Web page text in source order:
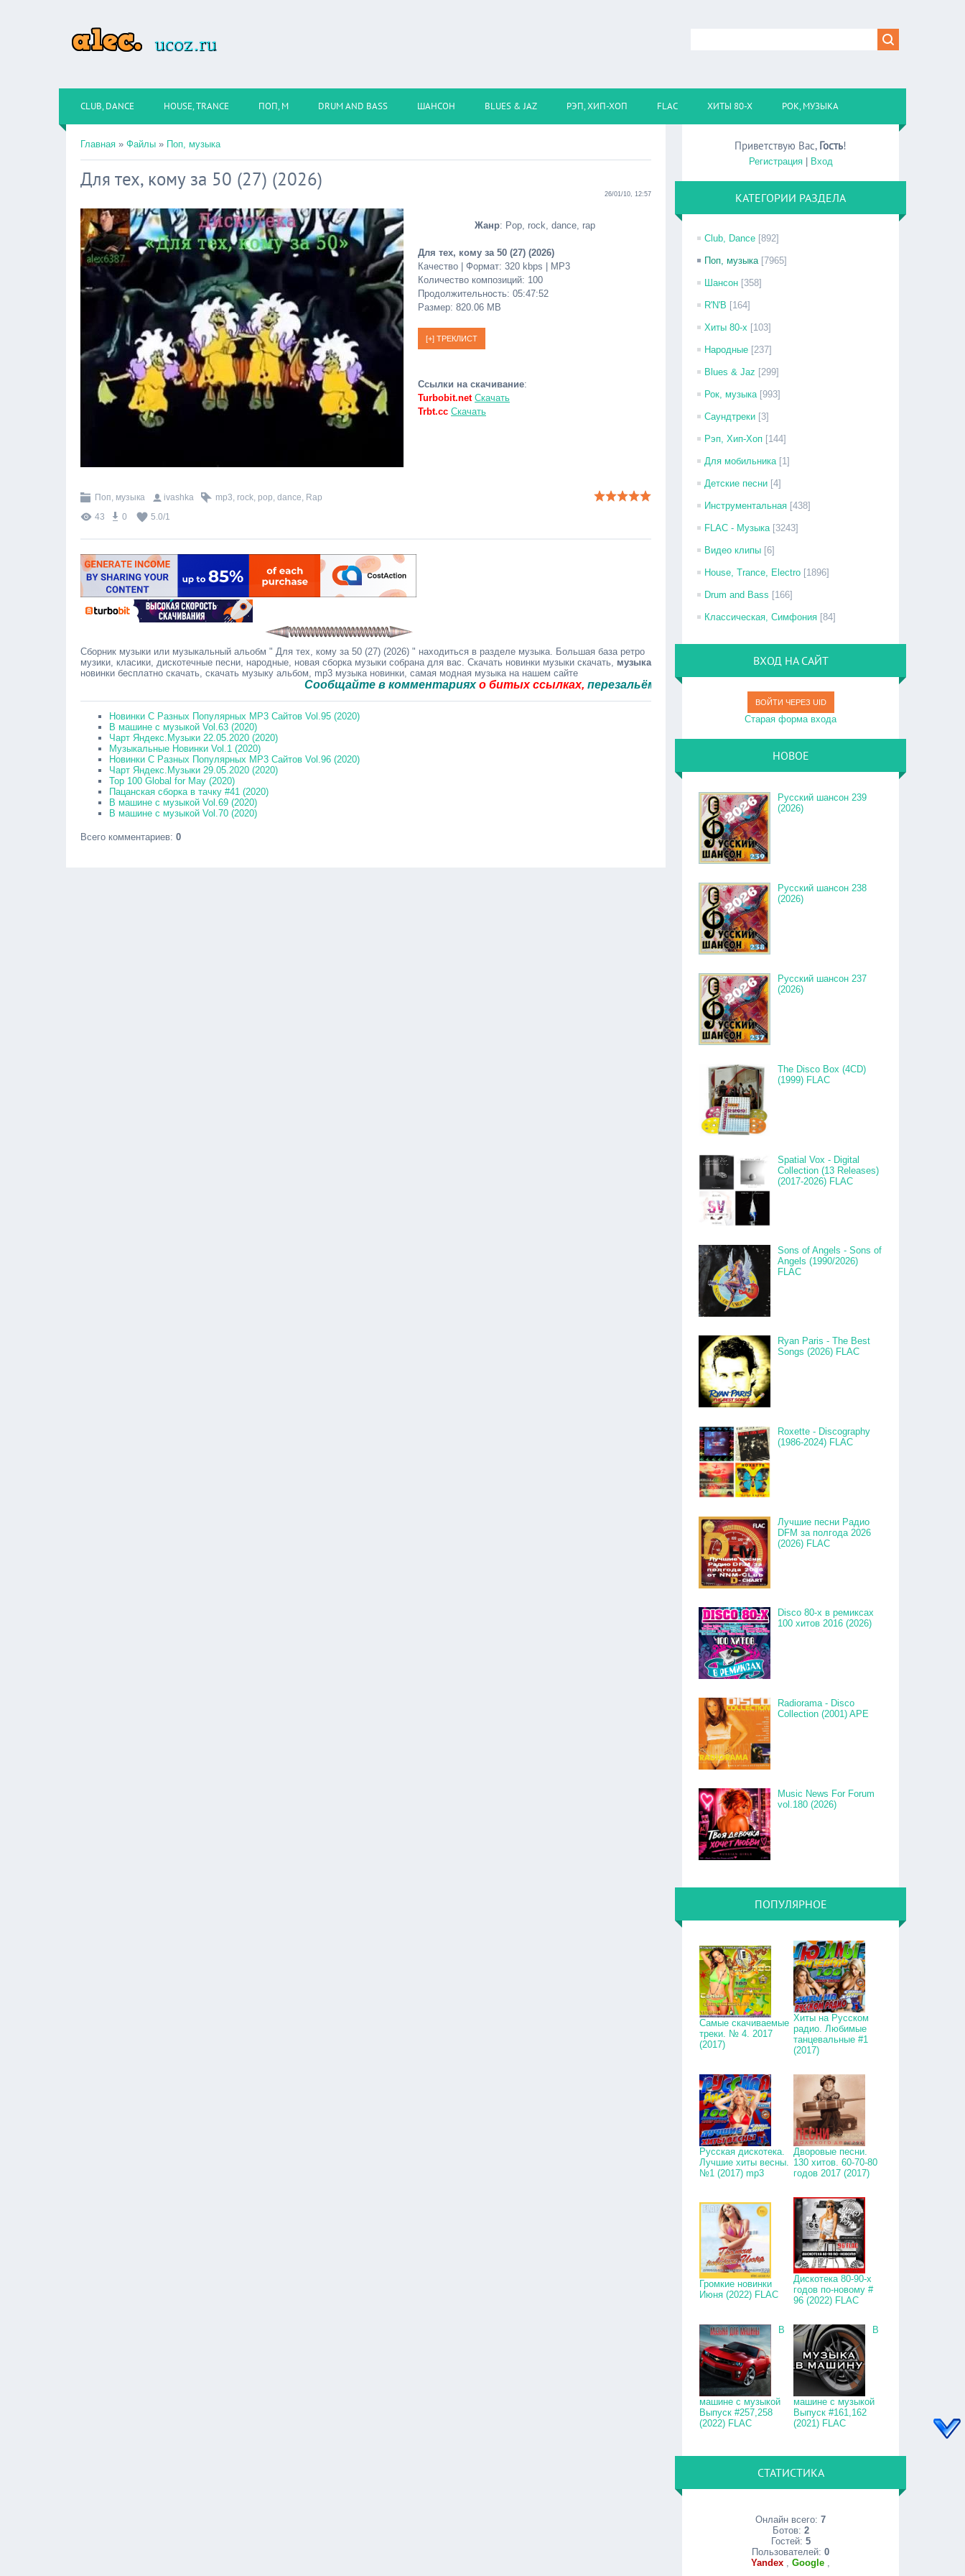
CLUB, DANCE HOUSE, TRANCE ПОП, М DRUM AND BASS ШАНСОН BLUES & JAZ РЭП, ХИП-ХОП FLAC ХИТЫ 80-Х РОК, МУЗЫКА
Главная » Файлы » Поп, музыка
Для тех, кому за 50 (27) (2026)
26/01/10, 12:57
Жанр: Pop, rock, dance, rap
Для тех, кому за 50 (27) (2026)
Качество | Формат: 320 kbps | MP3
Количество композиций: 100
Продолжительность: 05:47:52
Размер: 820.06 MB
Ссылки на скачивание:
Turbobit.net Скачать
Trbt.cc Скачать
Поп, музыка ivashka mp3, rock, pop, dance, Rap
43
0 5.0/1
Сборник музыки или музыкальный альобм " Для тех, кому за 50 (27) (2026) " находиться в разделе музыка. Большая база ретро
музики, класики, дискотечные песни, народные, новая сборка музыки собрана для вас. Скачать новинки музыки скачать, музыка
новинки бесплатно скачать, скачать музыку альбом, mp3 музыка новинки, самая модная музыка на нашем сайте
Сообщайте в комментарияхо битых ссылках,перезальём быстро.
Новинки С Разных Популярных MP3 Сайтов Vol.95 (2020)
В машине с музыкой Vol.63 (2020)
Чарт Яндекс.Музыки 22.05.2020 (2020)
Музыкальные Новинки Vol.1 (2020)
Новинки С Разных Популярных MP3 Сайтов Vol.96 (2020)
Чарт Яндекс.Музыки 29.05.2020 (2020)
Top 100 Global for May (2020)
Пацанская сборка в тачку #41 (2020)
В машине с музыкой Vol.69 (2020)
В машине с музыкой Vol.70 (2020)
Всего комментариев: 0
Приветствую Вас, Гость!
Регистрация| Вход
КАТЕГОРИИ РАЗДЕЛА
Club, Dance [892]
Поп, музыка [7965]
Шансон [358]
R'N'B [164]
Хиты 80-х [103]
Народные [237]
Blues & Jaz [299]
Рок, музыка [993]
Саундтреки [3]
Рэп, Хип-Хоп [144]
Для мобильника [1]
Детские песни [4]
Инструментальная [438]
FLAC - Музыка [3243]
Видео клипы [6]
House, Trance, Electro [1896]
Drum and Bass [166]
Классическая, Симфония [84]
ВХОД НА САЙТ
ВОЙТИ ЧЕРЕЗ UID
Старая форма входа
НОВОЕ
Русский шансон 239
(2026)
Русский шансон 238
(2026)
Русский шансон 237
(2026)
The Disco Box (4CD)
(1999) FLAC
Spatial Vox - Digital
Collection (13 Releases)
(2017-2026) FLAC
Sons of Angels - Sons of
Angels (1990/2026)
FLAC
Ryan Paris - The Best
Songs (2026) FLAC
Roxette - Discography
(1986-2024) FLAC
Лучшие песни Радио
DFM за полгода 2026
(2026) FLAC
Disco 80-x в ремиксах
100 хитов 2016 (2026)
Radiorama - Disco
Collection (2001) APE
Music News For Forum
vol.180 (2026)
ПОПУЛЯРНОЕ
Самые скачиваемые
треки. № 4. 2017
(2017)
Хиты на Русском
радио. Любимые
танцевальные #1
(2017)
Русская дискотека.
Лучшие хиты весны.
№1 (2017) mp3
Дворовые песни.
130 хитов. 60-70-80
годов 2017 (2017)
Громкие новинки
Июня (2022) FLAC
Дискотека 80-90-х
годов по-новому #
96 (2022) FLAC
В
машине с музыкой
Выпуск #257,258
(2022) FLAC
В
машине с музыкой
Выпуск #161,162
(2021) FLAC
СТАТИСТИКА
Онлайн всего:7
Ботов: 2
Гостей: 5
Пользователей:0
Yandex ,Google ,